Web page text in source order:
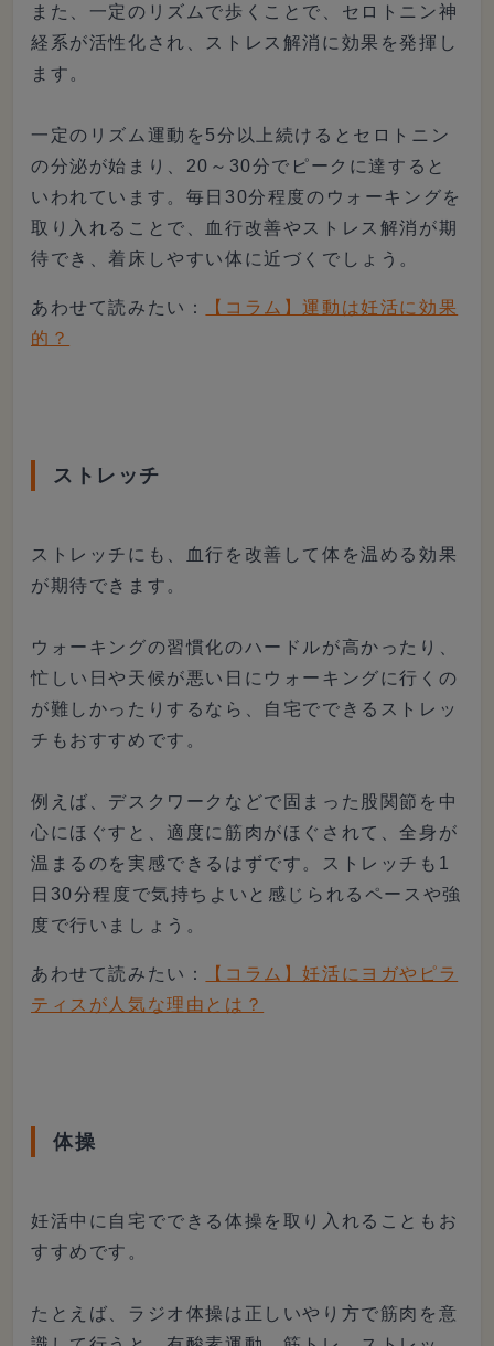
また、一定のリズムで歩くことで、セロトニン神
経系が活性化され、ストレス解消に効果を発揮し
ます。
一定のリズム運動を5分以上続けるとセロトニン
の分泌が始まり、20～30分でピークに達すると
いわれています。毎日30分程度のウォーキングを
取り入れることで、血行改善やストレス解消が期
待でき、着床しやすい体に近づくでしょう。
あわせて読みたい：
【コラム】運動は妊活に効果
的？
ストレッチ
ストレッチにも、血行を改善して体を温める効果
が期待できます。
ウォーキングの習慣化のハードルが高かったり、
忙しい日や天候が悪い日にウォーキングに行くの
が難しかったりするなら、自宅でできるストレッ
チもおすすめです。
例えば、デスクワークなどで固まった股関節を中
心にほぐすと、適度に筋肉がほぐされて、全身が
温まるのを実感できるはずです。ストレッチも1
日30分程度で気持ちよいと感じられるペースや強
度で行いましょう。
あわせて読みたい：
【コラム】妊活にヨガやピラ
ティスが人気な理由とは？
体操
妊活中に自宅でできる体操を取り入れることもお
すすめです。
たとえば、ラジオ体操は正しいやり方で筋肉を意